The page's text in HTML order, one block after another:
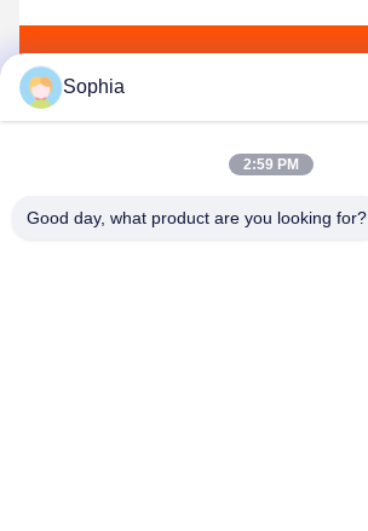
Sophia
2:59 PM
Good day, what product are you looking for?